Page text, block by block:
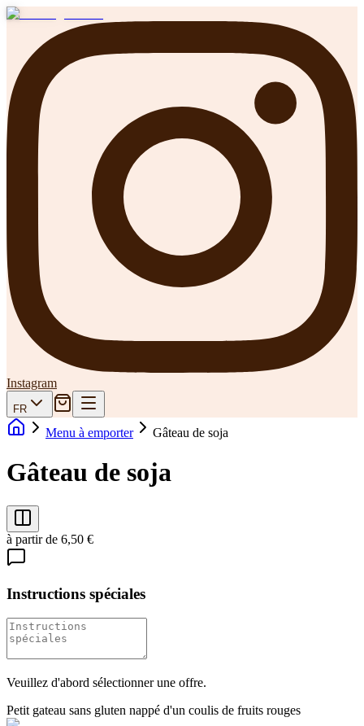
Instagram
FR
Menu à emporter Gâteau de soja
Gâteau de soja
à partir de 6,50 €
Instructions spéciales
Veuillez d'abord sélectionner une offre.
Petit gateau sans gluten nappé d'un coulis de fruits rouges